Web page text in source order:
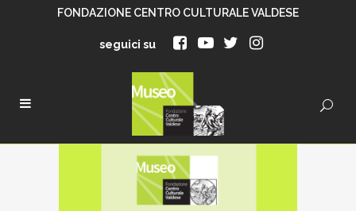
FONDAZIONE CENTRO CULTURALE VALDESE
seguici su